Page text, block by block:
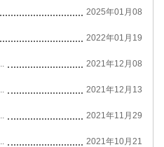
2025年01月08
2022年01月19
2021年12月08
2021年12月13
2021年11月29
2021年10月21